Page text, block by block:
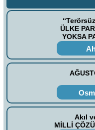
ÜLKE
YOKSA
Akıl
MİLLİ